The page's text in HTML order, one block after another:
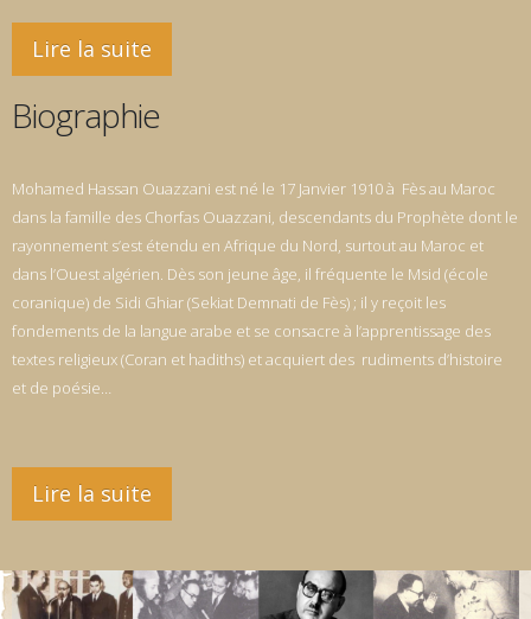
Lire la suite
Biographie
dans la famille des Chorfas Ouazzani, descendants du Prophète dont le
rayonnement s’est étendu en Afrique du Nord, surtout au Maroc et
dans l’Ouest algérien. Dès son jeune âge, il fréquente le Msid (école
coranique) de Sidi Ghiar (Sekiat Demnati de Fès) ; il y reçoit les
fondements de la langue arabe et se consacre à l’apprentissage des
textes religieux (Coran et hadiths) et acquiert des rudiments d’histoire
et de poésie…
Lire la suite